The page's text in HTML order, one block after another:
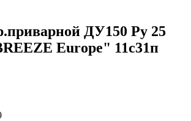
ДУ150 Ру 25
Europe" 11с31п